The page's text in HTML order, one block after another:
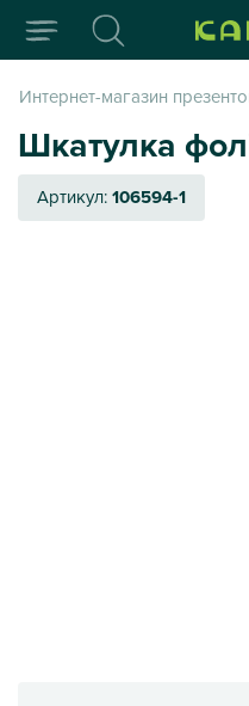
Интернет-магазин
Шкатулка
Артикул:106594-1